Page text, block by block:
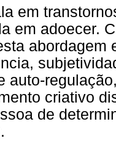
em
em adoecer.
abordagem
auto-
criativo
de